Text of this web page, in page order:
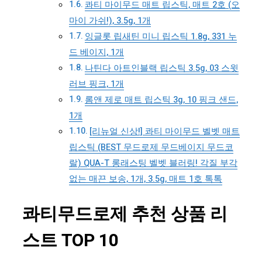
콰티 마이무드 매트 립스틱, 매트 2호 (오
마이 가쉬!), 3.5g, 1개
잉글롯 립새틴 미니 립스틱 1.8g, 331 누
드 베이지, 1개
나틴다 아트인블랙 립스틱 3.5g, 03 스윗
러브 핑크, 1개
롬앤 제로 매트 립스틱 3g, 10 핑크 샌드,
1개
[리뉴얼 신상!] 콰티 마이무드 벨벳 매트
립스틱 (BEST 무드로제 무드베이지 무드코
랄) QUA-T 롱래스팅 벨벳 블러링! 각질 부각
없는 매끈 보송, 1개, 3.5g, 매트 1호 톡톡
콰티무드로제 추천 상품 리
스트 TOP 10